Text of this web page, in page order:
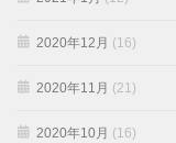
2020年12月 (16)
2020年11月 (21)
2020年10月 (16)